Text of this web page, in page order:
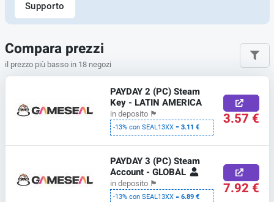
Supporto
Compara prezzi
il prezzo più basso in 18 negozi
PAYDAY 2 (PC) Steam
Key - LATIN AMERICA
in deposito 🏴
-13% con SEAL13XX =3.11 € 3.57 €
PAYDAY 3 (PC) Steam
Account - GLOBAL
in deposito 🏴
-13% con SEAL13XX =6.89 € 7.92 €